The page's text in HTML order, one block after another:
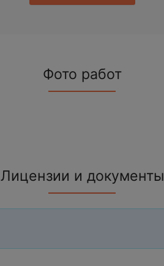
Фото работ
Лицензии и документы